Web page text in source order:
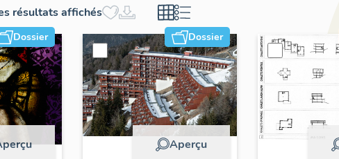
résultats affichés
Dossier Dossier
Aperçu